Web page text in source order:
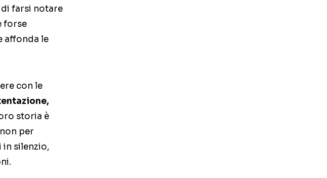
farsi notare
forse
affonda le
con le
storia è
per
in silenzio,